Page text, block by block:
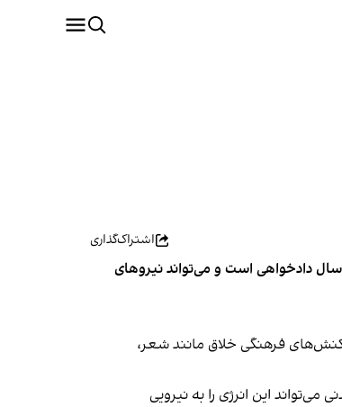
اشتراک‌گذاری
نرگس محمدی، فعال حقوق بشر و برنده جایزه صلح نوبل، در یادداشتی اختصاصی برای ایران‌اینترنشنال گفت «زن، زندگی، آزادی» امتداد ۴۶ سال دادخواهی است و می‌تواند نیروهای
فرهنگی خلاق مانند شعر،
این انرژی را به نیرویی